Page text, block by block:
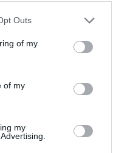
uses one or more Google
You may click to
its third-party tags to
purposes in below Google
Outs
of my
of my
my
στηρίζουν»!!! Κάθε
σαν «ήττα» για τους
λοιπόν, η μεγάλη
τις
στη ΜΟΝΑΔΑ!